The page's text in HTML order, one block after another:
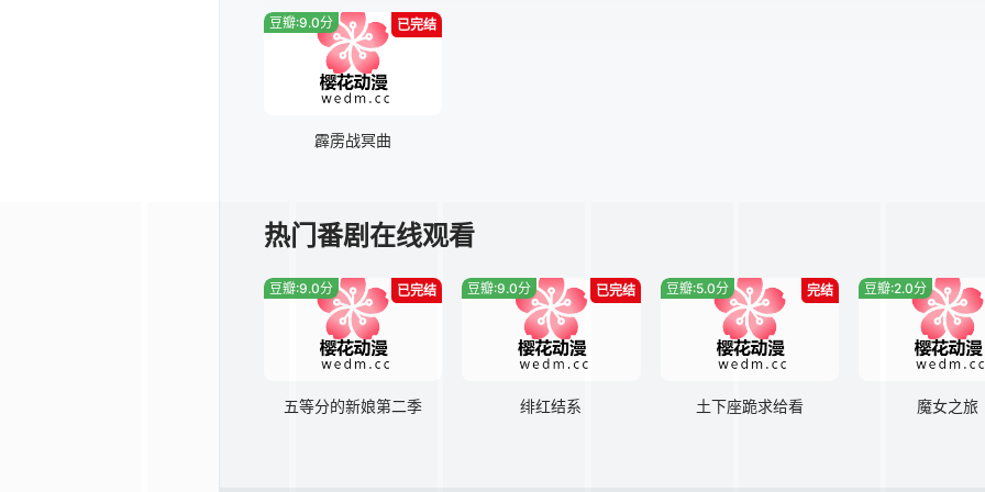
已完结
豆瓣:9.0分
霹雳战冥曲
热门番剧在线观看
已完结
豆瓣:9.0分
五等分的新娘第二季
已完结
豆瓣:9.0分
绯红结系
完结
豆瓣:5.0分
土下座跪求给看
豆瓣:2.0分
魔女之旅